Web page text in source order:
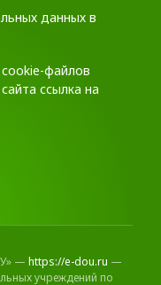
данных в
файлов
ссылка на
— https://e-dou.ru —
учреждений по